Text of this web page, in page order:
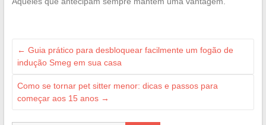
← Guia prático para desbloquear facilmente um fogão de
indução Smeg em sua casa
Como se tornar pet sitter menor: dicas e passos para
começar aos 15 anos →